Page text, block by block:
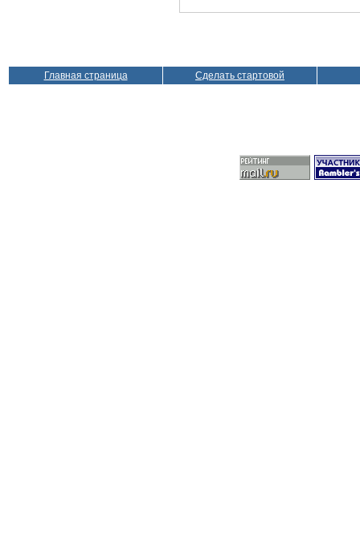
Главная страница Сделать стартовой